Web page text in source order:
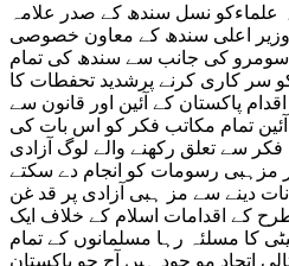
علماءکو نسل سندھ کے صدر علامہ
اعلی سندھ کے معاون خصوصی
سومرو کی جانب سے سندھ کی تمام
سر کاری کرنے پرشدید تحفطات کا
پاکستان کے آئین اور قانون سے
تمام مکاتب فکر کو اس بات کی
فکر سے تعلق رکھنے والے لوگ آزادی
مزہبی رسومات کو انجام دے سکتے
دینے سے مز ہبی آزادی پر قد غن
کے اقدامات اسلام کے خلاف ایک
کا مسلئہ رہا مسلمانوں کے تمام
اتحاد مو جود ہیں آج جو پاکستان